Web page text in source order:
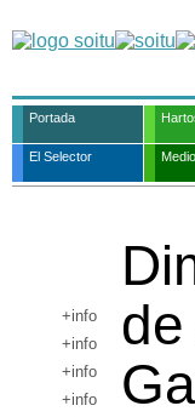
Portada
El Selector
+info
+info
+info
+info